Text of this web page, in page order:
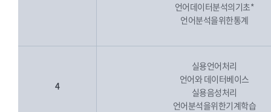
언어데이터분석의기초*
언어분석을위한통계
4
실용언어처리
언어와 데이터베이스
실용음성처리
언어분석을위한기계학습